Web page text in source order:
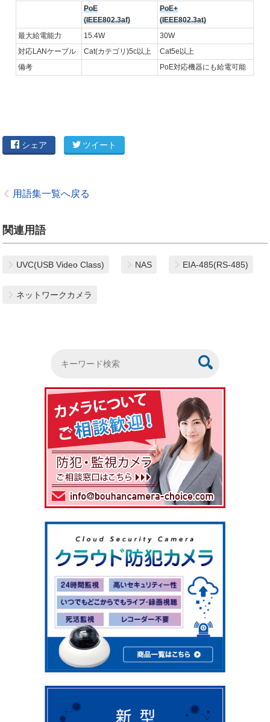
PoE
(IEEE802.3af)
PoE+
(IEEE802.3at)
最大給電能力
15.4W
30W
対応LANケーブル
Cat(カテゴリ)5c以上
Cat5e以上
備考
PoE対応機器にも給電可能
シェア ツイート
用語集一覧へ戻る
関連用語
UVC(USB Video Class) NAS EIA-485(RS-485)
ネットワークカメラ